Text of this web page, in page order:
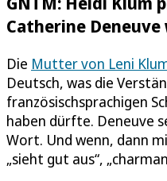
Catherine
Die Mutter von Leni
Deutsch, was die
französischsprachigen
haben dürfte. Deneuve
Wort. Und wenn, dann
„sieht gut aus“,